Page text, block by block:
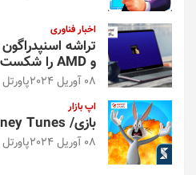
اخبار فناوری
و AMD را شکست داد
08 آوریل 2024 پاورتل
اپ بازار
بازی/ Looney Tunes؛ شهری بزرگ بسازید
08 آوریل 2024 پاورتل